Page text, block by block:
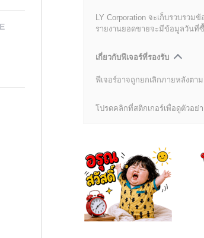
LY Corporation จะเก็บรวบรวม
รายงานยอดขายจะมีข้อมูลวันที่
เกี่ยวกับฟีเจอร์ที่รองรับ
ฟีเจอร์อาจถูกยกเลิกภายหลังตา
โปรดคลิกที่สติกเกอร์เพื่อดูตัวอย่า